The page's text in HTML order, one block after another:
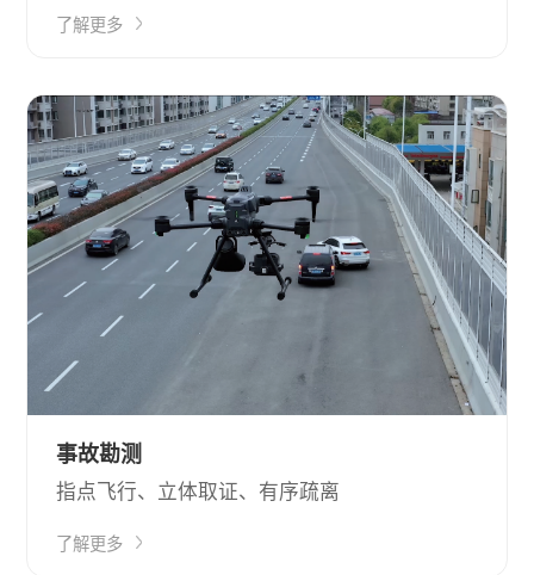
了解更多
事故勘测
指点飞行、立体取证、有序疏离
了解更多